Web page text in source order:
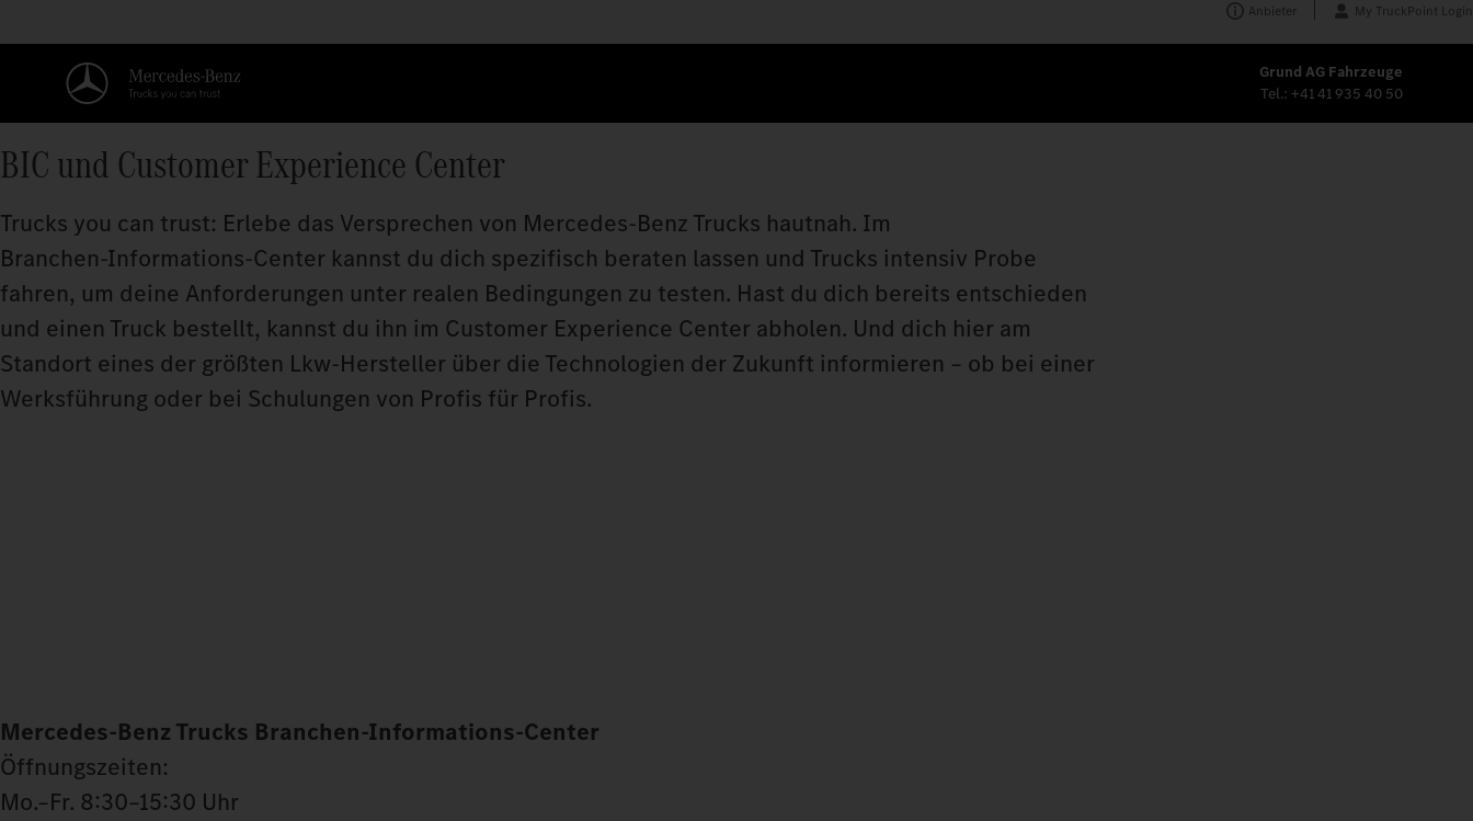
Anbieter My TruckPoint Login
Grund AG Fahrzeuge
Tel.: +41 41 935 40 50
BIC und Customer Experience Center
Trucks you can trust: Erlebe das Versprechen von Mercedes‑Benz Trucks hautnah. Im
Branchen‑Informations‑Center kannst du dich spezifisch beraten lassen und Trucks intensiv Probe
fahren, um deine Anforderungen unter realen Bedingungen zu testen. Hast du dich bereits entschieden
und einen Truck bestellt, kannst du ihn im Customer Experience Center abholen. Und dich hier am
Standort eines der größten Lkw‑Hersteller über die Technologien der Zukunft informieren – ob bei einer
Werksführung oder bei Schulungen von Profis für Profis.
Mercedes‑Benz Trucks Branchen-Informations-Center
Öffnungszeiten:
Mo.–Fr. 8:30–15:30 Uhr